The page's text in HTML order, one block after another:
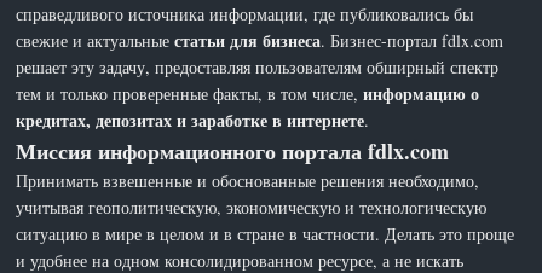
справедливого источника информации, где публиковались бы
свежие и актуальныестатьи для бизнеса. Бизнес-портал fdlx.com
решает эту задачу, предоставляя пользователям обширный спектр
тем и только проверенные факты, в том числе,информацию о
кредитах, депозитах и заработке в интернете.
Миссия информационного портала fdlx.com
Принимать взвешенные и обоснованные решения необходимо,
учитывая геополитическую, экономическую и технологическую
ситуацию в мире в целом и в стране в частности. Делать это проще
и удобнее на одном консолидированном ресурсе, а не искать